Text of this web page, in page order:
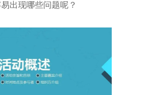
出现哪些问题呢？